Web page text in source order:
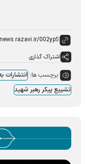
اشتراک گذاری
برچسب ها: انتشارات
تشییع پیکر رهبر شهید